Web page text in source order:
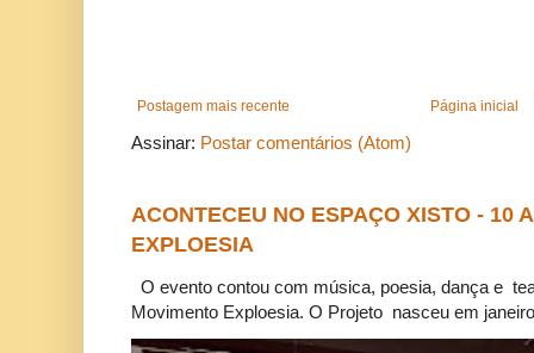
Postagem mais recente Página inicial
Assinar: Postar comentários (Atom)
ACONTECEU NO ESPAÇO XISTO - 10
EXPLOESIA
O evento contou com música, poesia, dança e
Movimento Exploesia. O Projeto nasceu em